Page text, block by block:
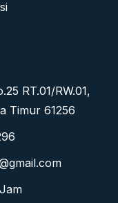
RT.01/RW.01,
Timur 61256